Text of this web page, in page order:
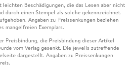
Beschädigungen, die das Lesen aber nicht
durch einen Stempel als solche gekennzeichnet.
Angaben zu Preissenkungen beziehen
mangelfreien Exemplars.
Preisbindung, die Preisbindung dieser Artikel
vom Verlag gesenkt. Die jeweils zutreffende
dargestellt. Angaben zu Preissenkungen